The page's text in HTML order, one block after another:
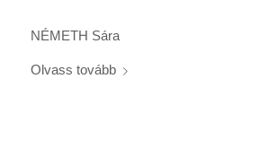
NÉMETH Sára
Olvass tovább